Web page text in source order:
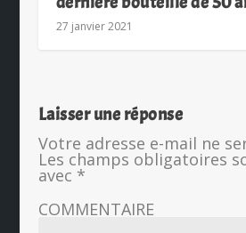
27 janvier 2021
Laisser une réponse
Votre adresse e-mail ne
Les champs obligatoires
avec *
COMMENTAIRE